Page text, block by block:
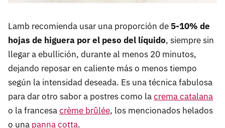
Lamb recomienda usar una proporción de 5-10% de
hojas de higuera por el peso del líquido, siempre sin
llegar a ebullición, durante al menos 20 minutos,
dejando reposar en caliente más o menos tiempo
según la intensidad deseada. Es una técnica fabulosa
para dar otro sabor a postres como lacrema catalana
o la francesacrème brûlée, los mencionados helados
o una panna cotta.